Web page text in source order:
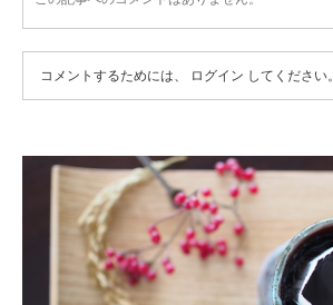
コメントするためには、 ログイン してください。